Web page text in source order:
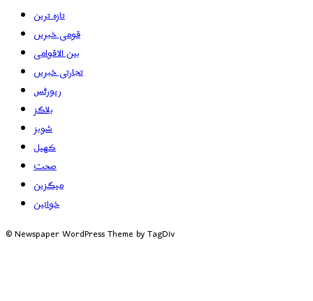
تازہ ترین
قومی خبریں
بین الاقوامی
تجارتی خبریں
رپورٹس
بلاگز
شوبز
کھیل
صحت
میگزین
خواتین
© Newspaper WordPress Theme by TagDiv